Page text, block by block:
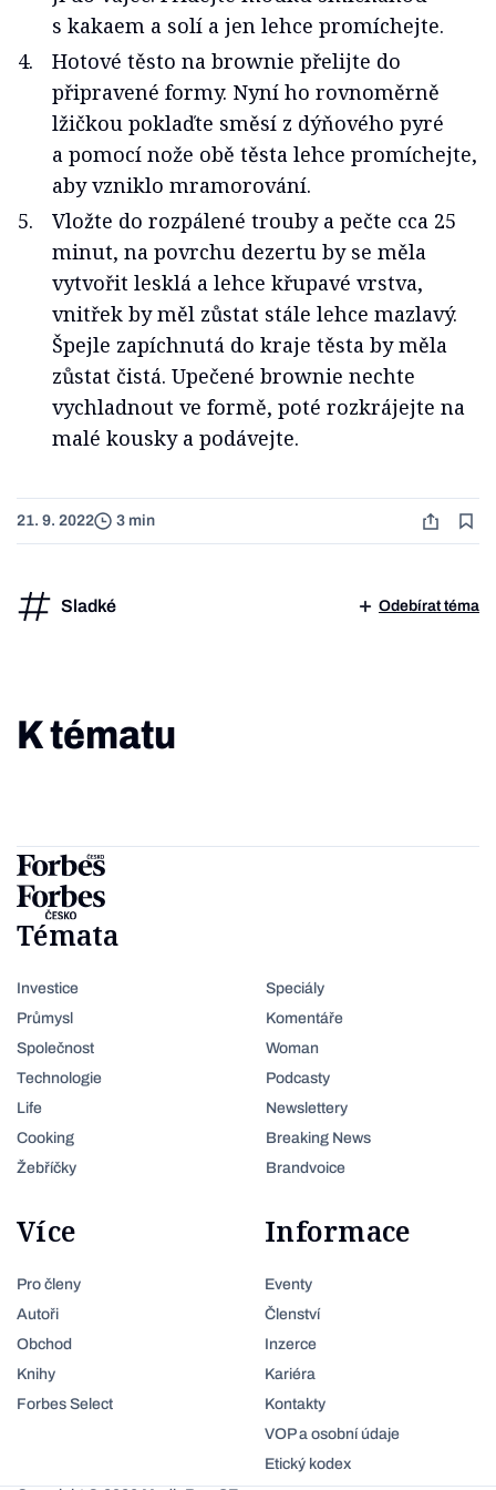
s kakaem a solí a jen lehce promíchejte.
Hotové těsto na brownie přelijte do
připravené formy. Nyní ho rovnoměrně
lžičkou poklaďte směsí z dýňového pyré
a pomocí nože obě těsta lehce promíchejte,
aby vzniklo mramorování.
Vložte do rozpálené trouby a pečte cca 25
minut, na povrchu dezertu by se měla
vytvořit lesklá a lehce křupavé vrstva,
vnitřek by měl zůstat stále lehce mazlavý.
Špejle zapíchnutá do kraje těsta by měla
zůstat čistá. Upečené brownie nechte
vychladnout ve formě, poté rozkrájejte na
malé kousky a podávejte.
21. 9. 2022 3 min
Sladké Odebírat téma
K tématu
Témata
Investice
Průmysl
Společnost
Technologie
Life
Cooking
Žebříčky
Speciály
Komentáře
Woman
Podcasty
Newslettery
Breaking News
Brandvoice
Více
Pro členy
Autoři
Obchod
Knihy
Forbes Select
Informace
Eventy
Členství
Inzerce
Kariéra
Kontakty
VOP a osobní údaje
Etický kodex